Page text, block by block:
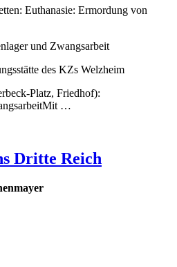
Euthanasie: Ermordung von
und Zwangsarbeit
des KZs Welzheim
Platz, Friedhof):
…
Dritte Reich